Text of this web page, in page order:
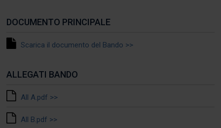
DOCUMENTO PRINCIPALE
Scarica il documento del Bando >>
ALLEGATI BANDO
All A.pdf >>
All B.pdf >>